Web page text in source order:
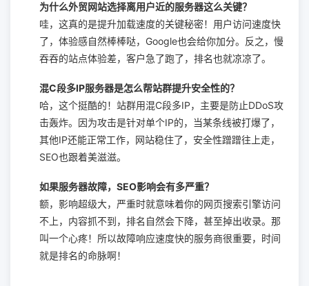
为什么外贸网站选择离用户近的服务器这么关键？
哇，这真的是提升加载速度的关键秘密！用户访问速度快
了，体验感自然棒棒哒，Google也会给你加分。反之，慢
吞吞的站点体验差，客户急了跑了，排名也就凉凉了。
混C段多IP服务器是怎么帮站群提升安全性的？
哈，这个挺酷的！站群用混C段多IP，主要是防止DDoS攻
击轰炸。因为攻击是针对单个IP的，当某条线被打爆了，
其他IP还能正常工作，网站稳住了，安全性蹭蹭往上走，
SEO也跟着美滋滋。
如果服务器故障，SEO影响会有多严重？
额，影响超级大，严重时就意味着你的网页搜索引擎访问
不上，内容抓不到，排名自然会下降，甚至掉出收录。那
叫一个心疼！所以故障响应速度快的服务商很重要，时间
就是排名的命脉啊！